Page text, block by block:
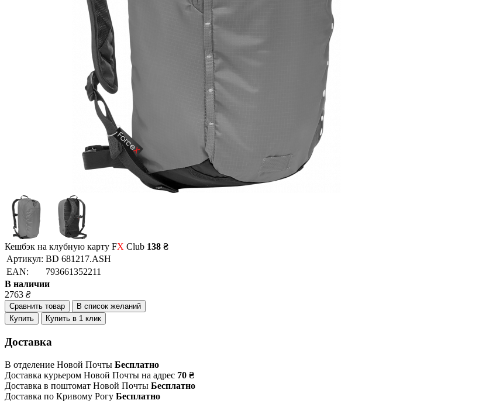
Кешбэк на клубную карту FX Club 138 ₴
Артикул: BD 681217.ASH
EAN:
793661352211
В наличии
2763 ₴
Сравнить товар
В список желаний
Купить
Купить в 1 клик
Доставка
В отделение Новой Почты Бесплатно
Доставка курьером Новой Почты на адрес 70 ₴
Доставка в поштомат Новой Почты Бесплатно
Доставка по Кривому Рогу Бесплатно